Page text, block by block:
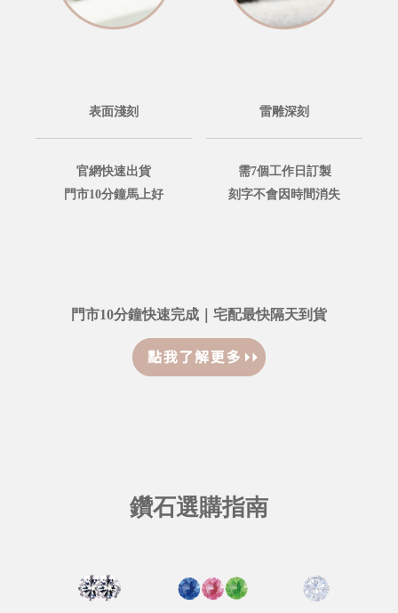
表面淺刻
官網快速出貨
門市10分鐘馬上好
雷雕深刻
需7個工作日訂製
刻字不會因時間消失
門市10分鐘快速完成｜宅配最快隔天到貨
鑽石選購指南